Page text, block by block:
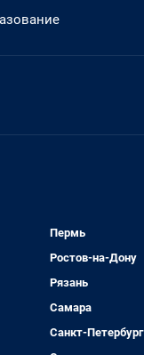
Пермь
Ростов-на-Дону
Рязань
Самара
Санкт-Петербург